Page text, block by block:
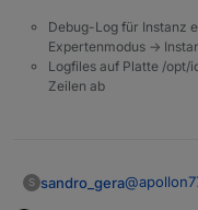
Debug-Log für Instanz
Expertenmodus ->
Logfiles auf Platte /
Zeilen ab
S sandro_gera@